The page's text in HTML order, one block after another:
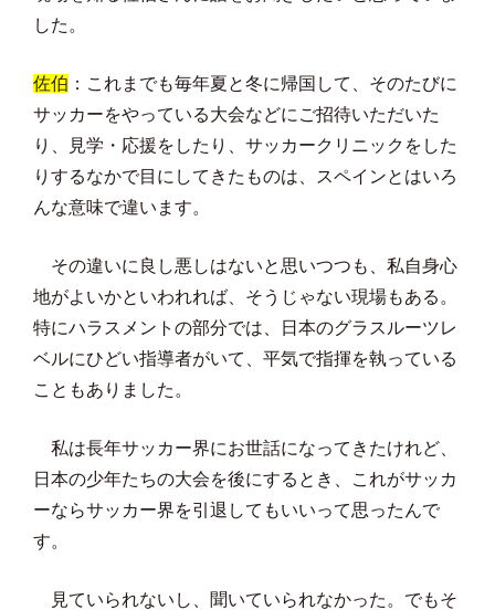
した。
佐伯 ：これまでも毎年夏と冬に帰国して、そのたびに
サッカーをやっている大会などにご招待いただいた
り、見学・応援をしたり、サッカークリニックをした
りするなかで目にしてきたものは、スペインとはいろ
んな意味で違います。
その違いに良し悪しはないと思いつつも、私自身心
地がよいかといわれれば、そうじゃない現場もある。
特にハラスメントの部分では、日本のグラスルーツレ
ベルにひどい指導者がいて、平気で指揮を執っている
こともありました。
私は長年サッカー界にお世話になってきたけれど、
日本の少年たちの大会を後にするとき、これがサッカ
ーならサッカー界を引退してもいいって思ったんで
す。
見ていられないし、聞いていられなかった。でもそ